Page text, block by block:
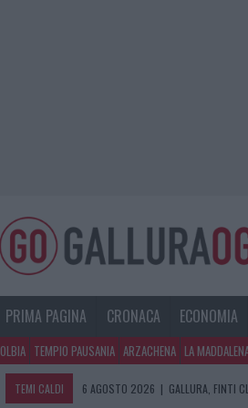
PRIMA PAGINA CRONACA ECONOMIA
OLBIA TEMPIO PAUSANIA ARZACHENA LA
TEMI CALDI 6 AGOSTO 2026 | GALLURA, FINTI
6 AGOSTO 2026 | METEO OLBIA 7